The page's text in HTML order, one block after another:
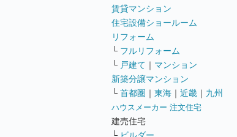
賃貸マンション
住宅設備ショールーム
リフォーム
└ フルリフォーム
└ 戸建て ｜ マンション
新築分譲マンション
└ 首都圏 ｜ 東海 ｜ 近畿 ｜ 九州
ハウスメーカー 注文住宅
建売住宅